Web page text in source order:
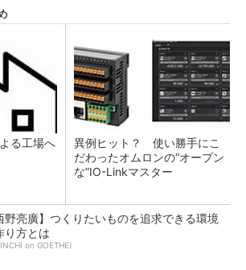
る工場へ
異例ヒット？ 使い勝手にこ
だわったオムロンの“オープン
な”IO-Linkマスター
野亮廣】つくりたいものを追求できる環境
り方とは
on GOETHE)